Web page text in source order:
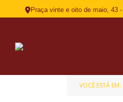
Praça vinte e oito de maio, 43
VOCÊ ESTÁ EM: